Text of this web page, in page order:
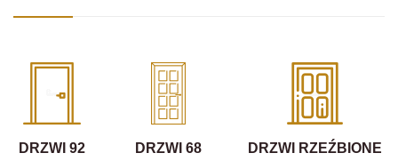
DRZWI 92
DRZWI 68
DRZWI RZEŹBIONE